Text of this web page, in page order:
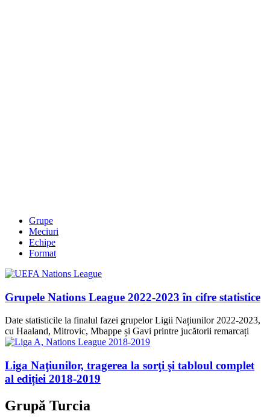
Grupe
Meciuri
Echipe
Format
Grupele Nations League 2022-2023 în cifre statistice
Date statisticile la finalul fazei grupelor Ligii Națiunilor 2022-2023,
cu Haaland, Mitrovic, Mbappe și Gavi printre jucătorii remarcați
Liga Naţiunilor, tragerea la sorţi şi tabloul complet
al ediției 2018-2019
Grupă Turcia